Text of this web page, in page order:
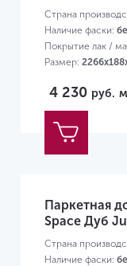
Страна
Наличие фаски:
Покрытие лак /
Размер:
4 230 руб.
Паркетная
Space Дуб
Страна
Наличие фаски: